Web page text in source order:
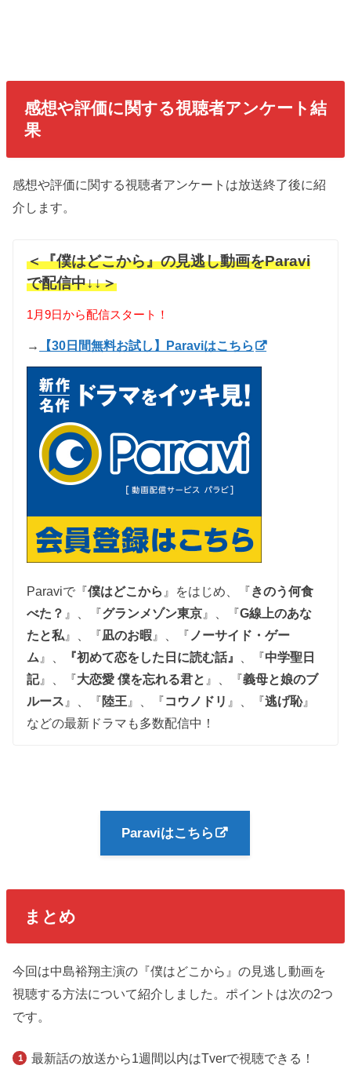
感想や評価に関する視聴者アンケート結
果
感想や評価に関する視聴者アンケートは放送終了後に紹
介します。
＜『僕はどこから』の見逃し動画をParavi
で配信中↓↓＞
1月9日から配信スタート！
→ 【30日間無料お試し】Paraviはこちら
Paraviで『僕はどこから 』をはじめ、『きのう何食
べた？ 』、『グランメゾン東京 』、『G線上のあな
たと私 』、『凪のお暇 』、『 ノーサイド・ゲー
ム 』、 『初めて恋をした日に読む話』 、『中学聖日
記』、『大恋愛 僕を忘れる君と 』、 『義母と娘のブ
ルース 』、『陸王 』、『コウノドリ 』、『逃げ恥』
などの最新ドラマも多数配信中！
Paraviはこちら
まとめ
今回は中島裕翔主演の『僕はどこから』の見逃し動画を
視聴する方法について紹介しました。ポイントは次の2つ
です。
最新話の放送から1週間以内はTverで視聴できる！